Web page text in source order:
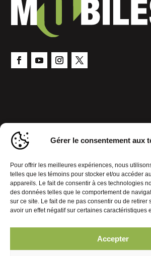
Gérer le consentement aux
Pour offrir les meilleures expériences, nous
telles que les témoins pour stocker et/ou accéder
appareils. Le fait de consentir à ces technologies
des données telles que le comportement de
sur ce site. Le fait de ne pas consentir ou de retirer
avoir un effet négatif sur certaines caractéristiques
Accepter